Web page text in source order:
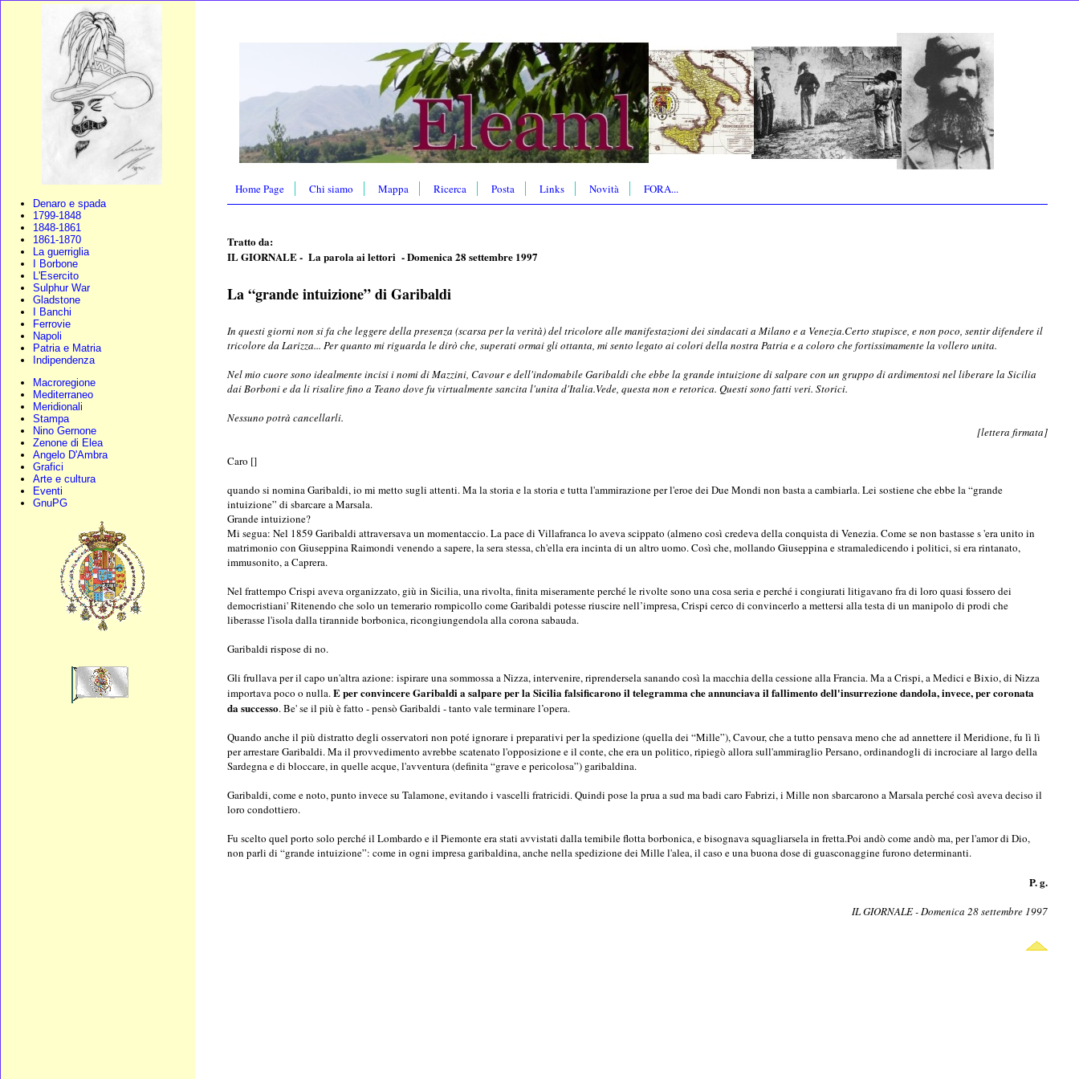
Denaro e spada
1799-1848
1848-1861
1861-1870
La guerriglia
I Borbone
L'Esercito
Sulphur War
Gladstone
I Banchi
Ferrovie
Napoli
Patria e Matria
Indipendenza
Macroregione
Mediterraneo
Meridionali
Stampa
Nino Gernone
Zenone di Elea
Angelo D'Ambra
Grafici
Arte e cultura
Eventi
GnuPG
Home Page Chi siamo Mappa Ricerca Posta Links Novità FORA...
Tratto da:
IL GIORNALE - La parola ai lettori - Domenica 28 settembre 1997
La “grande intuizione” di Garibaldi
In questi giorni non si fa che leggere della presenza (scarsa per la verità) del tricolore alle manifestazioni dei sindacati a Milano e a Venezia.Certo stupisce, e non poco, sentir difendere il
tricolore da Larizza... Per quanto mi riguarda le dirò che, superati ormai gli ottanta, mi sento legato ai colori della nostra Patria e a coloro che fortissimamente la vollero unita.
Nel mio cuore sono idealmente incisi i nomi di Mazzini, Cavour e dell'indomabile Garibaldi che ebbe la grande intuizione di salpare con un gruppo di ardimentosi nel liberare la Sicilia
dai Borboni e da li risalire fino a Teano dove fu virtualmente sancita l'unita d'Italia.Vede, questa non e retorica. Questi sono fatti veri. Storici.
Nessuno potrà cancellarli.
[lettera firmata]
Caro []
quando si nomina Garibaldi, io mi metto sugli attenti. Ma la storia e la storia e tutta l'ammirazione per l'eroe dei Due Mondi non basta a cambiarla. Lei sostiene che ebbe la “grande
intuizione” di sbarcare a Marsala.
Grande intuizione?
Mi segua: Nel 1859 Garibaldi attraversava un momentaccio. La pace di Villafranca lo aveva scippato (almeno così credeva della conquista di Venezia. Come se non bastasse s 'era unito in
matrimonio con Giuseppina Raimondi venendo a sapere, la sera stessa, ch'ella era incinta di un altro uomo. Così che, mollando Giuseppina e stramaledicendo i politici, si era rintanato,
immusonito, a Caprera.
Nel frattempo Crispi aveva organizzato, giù in Sicilia, una rivolta, finita miseramente perché le rivolte sono una cosa seria e perché i congiurati litigavano fra di loro quasi fossero dei
democristiani' Ritenendo che solo un temerario rompicollo come Garibaldi potesse riuscire nell’impresa, Crispi cerco di convincerlo a mettersi alla testa di un manipolo di prodi che
liberasse l'isola dalla tirannide borbonica, ricongiungendola alla corona sabauda.
Garibaldi rispose di no.
Gli frullava per il capo un'altra azione: ispirare una sommossa a Nizza, intervenire, riprendersela sanando così la macchia della cessione alla Francia. Ma a Crispi, a Medici e Bixio, di Nizza
importava poco o nulla.E per convincere Garibaldi a salpare per la Sicilia falsificarono il telegramma che annunciava il fallimento dell'insurrezione dandola, invece, per coronata
da successo. Be' se il più è fatto - pensò Garibaldi - tanto vale terminare l’opera.
Quando anche il più distratto degli osservatori non poté ignorare i preparativi per la spedizione (quella dei “Mille”), Cavour, che a tutto pensava meno che ad annettere il Meridione, fu lì lì
per arrestare Garibaldi. Ma il provvedimento avrebbe scatenato l'opposizione e il conte, che era un politico, ripiegò allora sull'ammiraglio Persano, ordinandogli di incrociare al largo della
Sardegna e di bloccare, in quelle acque, l'avventura (definita “grave e pericolosa”) garibaldina.
Garibaldi, come e noto, punto invece su Talamone, evitando i vascelli fratricidi. Quindi pose la prua a sud ma badi caro Fabrizi, i Mille non sbarcarono a Marsala perché così aveva deciso il
loro condottiero.
Fu scelto quel porto solo perché il Lombardo e il Piemonte era stati avvistati dalla temibile flotta borbonica, e bisognava squagliarsela in fretta.Poi andò come andò ma, per l'amor di Dio,
non parli di “grande intuizione”: come in ogni impresa garibaldina, anche nella spedizione dei Mille l'alea, il caso e una buona dose di guasconaggine furono determinanti.
P. g.
IL GIORNALE - Domenica 28 settembre 1997